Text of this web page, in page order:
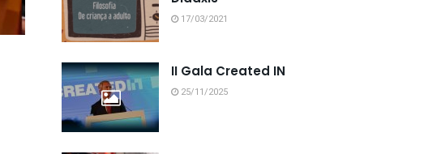
17/03/2021
II Gala Created IN
25/11/2025